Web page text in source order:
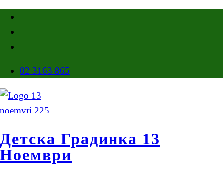
02 3163 865
Детска Градинка 13
Ноември